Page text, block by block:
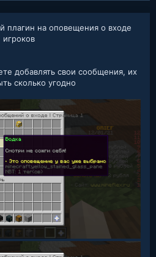
плагин на оповещения о входе
игроков
добавлять свои сообщения, их
сколько угодно